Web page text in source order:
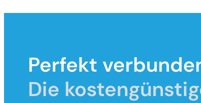
Perfekt
Die